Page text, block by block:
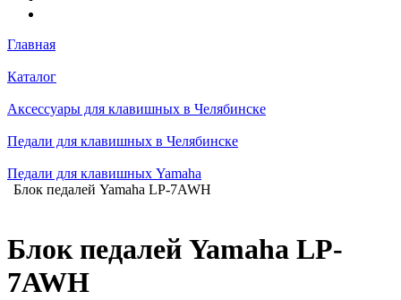
Главная
Каталог
Аксессуары для клавишных в Челябинске
Педали для клавишных в Челябинске
Педали для клавишных Yamaha
Блок педалей Yamaha LP-7AWH
Блок педалей Yamaha LP-
7AWH